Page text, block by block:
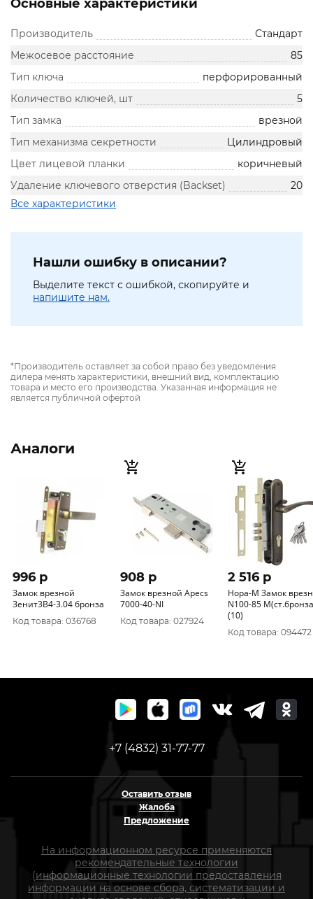
Основные характеристики
Производитель
Стандарт
Межосевое расстояние
85
Тип ключа
перфорированный
Количество ключей, шт
5
Тип замка
врезной
Тип механизма секретности
Цилиндровый
Цвет лицевой планки
коричневый
Удаление ключевого отверстия (Backset)
20
Все характеристики
Нашли ошибку в описании?
Выделите текст с ошибкой, скопируйте и
напишите нам.
*Производитель оставляет за собой право без уведомления
дилера менять характеристики, внешний вид, комплектацию
товара и место его производства. Указанная информация не
является публичной офертой
Аналоги
996 p
Замок врезной
Зенит3В4-3.04 бронза
Код товара: 036768
908 p
Замок врезной Apecs
7000-40-NI
Код товара: 027924
2 516 p
Нора-М Замок
N100-85
(10)
Код товара: 094472
+7 (4832) 31-77-77
Оставить отзыв
Жалоба
Предложение
На информационном ресурсе применяются
рекомендательные технологии
(информационные технологии предоставления
информации на основе сбора, систематизации и